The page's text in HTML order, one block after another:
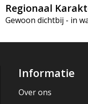
Regionaal
Gewoon dichtbij - in
Informatie
Over ons